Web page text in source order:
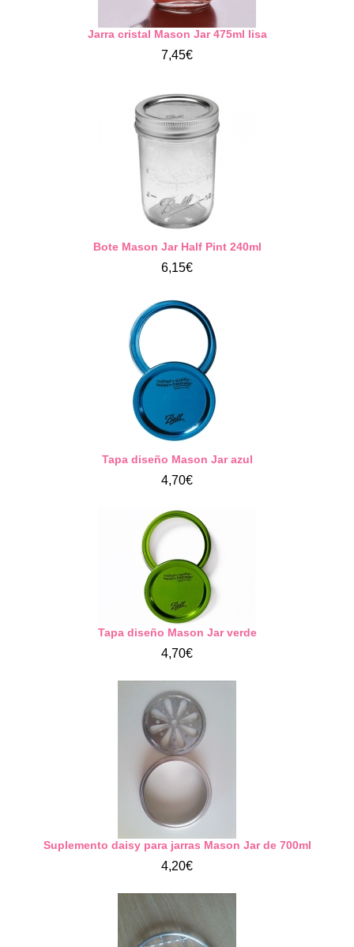
Jarra cristal Mason Jar 475ml lisa
7,45€
Bote Mason Jar Half Pint 240ml
6,15€
Tapa diseño Mason Jar azul
4,70€
Tapa diseño Mason Jar verde
4,70€
Suplemento daisy para jarras Mason Jar de 700ml
4,20€